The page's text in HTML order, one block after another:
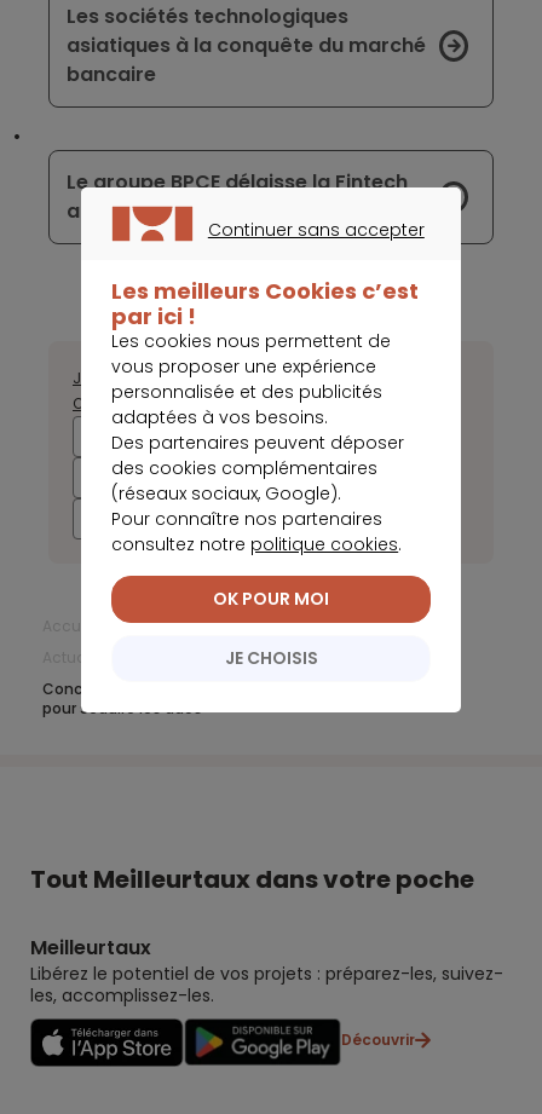
Les sociétés technologiques
asiatiques à la conquête du marché
bancaire
Le groupe BPCE délaisse la Fintech
allemande Fidor
2026 2025 2024
2023
2022
2021 2020
2019
2018
2017
JanvierFévrier MarsAvril MaiJuinJuilletAoûtSeptembre
OctobreNovembreDécembre
Banque en ligne
Actualités Banque en Ligne
Mai 2019
Concurrence intense entre acteurs du secteur bancaire
pour séduire les ados
Tout Meilleurtaux dans votre poche
Meilleurtaux
Libérez le potentiel de vos projets : préparez-les, suivez-
les, accomplissez-les.
Découvrir
Continuer sans accepter
Les meilleurs Cookies c’est
par ici !
Les cookies nous permettent de
vous proposer une expérience
personnalisée et des publicités
adaptées à vos besoins.
Des partenaires peuvent déposer
des cookies complémentaires
(réseaux sociaux, Google).
Pour connaître nos partenaires
consultez notre politique cookies.
JE CHOISIS
OK POUR MOI